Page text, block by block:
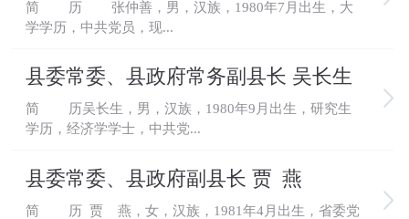
简 历 张仲善，男，汉族，1980年7月出生，大
学学历，中共党员，现...
县委常委、县政府常务副县长 吴长生
简 历吴长生，男，汉族，1980年9月出生，研究生
学历，经济学学士，中共党...
县委常委、县政府副县长 贾 燕
简 历 贾 燕，女，汉族，1981年4月出生，省委党